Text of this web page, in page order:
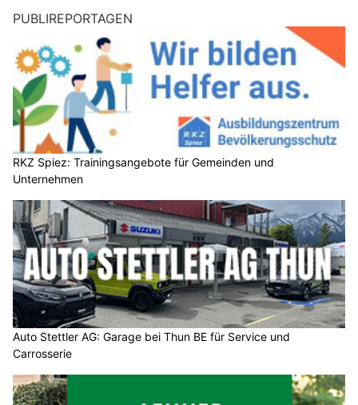
PUBLIREPORTAGEN
RKZ Spiez: Trainingsangebote für Gemeinden und
Unternehmen
Auto Stettler AG: Garage bei Thun BE für Service und
Carrosserie